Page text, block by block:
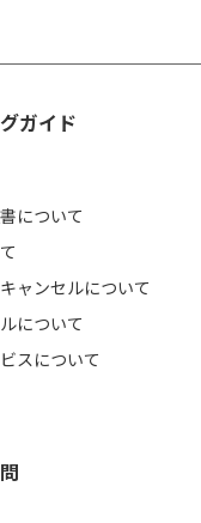
ガイド
について
ャンセルについて
について
スについて